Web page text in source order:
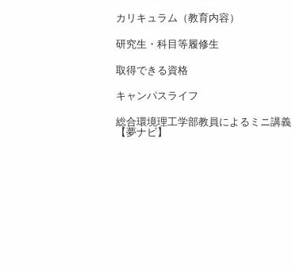
カリキュラム（教育内容）
研究生・科目等履修生
取得できる資格
キャンパスライフ
総合環境理工学部教員によるミニ講義
【夢ナビ】